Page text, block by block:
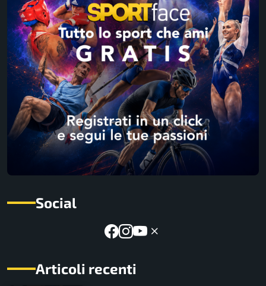
Social
Articoli recenti